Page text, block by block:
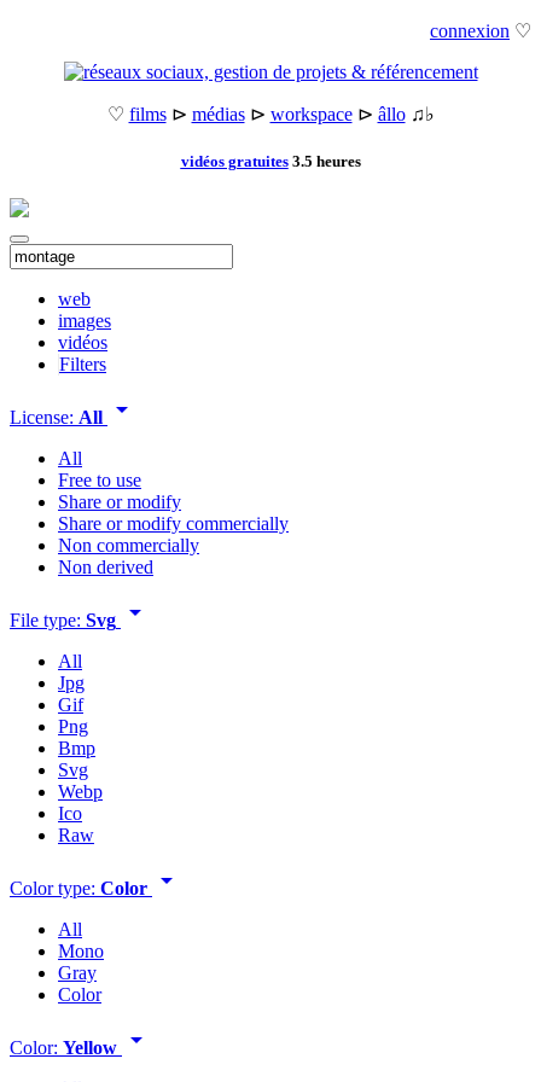
connexion ♡
♡ films⊳ médias⊳ workspace⊳ âllo♫♭
vidéos gratuites3.5 heures
web
images
vidéos
Filters
License: All arrow_drop_down
All
Free to use
Share or modify
Share or modify commercially
Non commercially
Non derived
File type: Svg arrow_drop_down
All
Jpg
Gif
Png
Bmp
Svg
Webp
Ico
Raw
Color type: Color arrow_drop_down
All
Mono
Gray
Color
Color: Yellow arrow_drop_down